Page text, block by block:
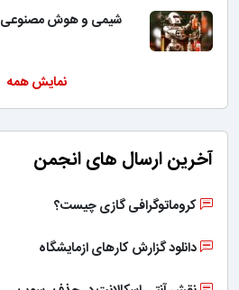
شیمی و هوش مصنوعی
نمایش همه
آخرین ارسال های انجمن
کروماتوگرافی گازی چیست؟
دانلود گزارش کارهای ازمایشگاه